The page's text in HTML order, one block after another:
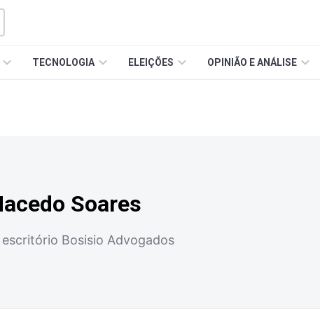
TECNOLOGIA ELEIÇÕES OPINIÃO E ANÁLISE
Soares
Bosisio Advogados